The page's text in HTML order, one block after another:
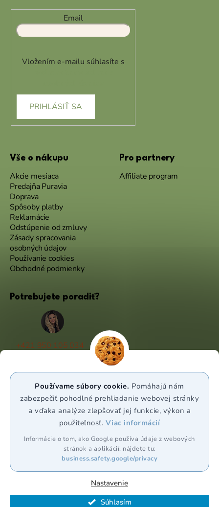
Používame súbory cookie. Pomáhajú nám
zabezpečiť pohodlné prehliadanie webovej stránky
a vďaka analýze zlepšovať jej funkcie, výkon a
použiteľnosť. Viac informácií
Informácie o tom, ako Google používa údaje z webových
stránok a aplikácií, nájdete tu:
business.safety.google/privacy
Nastavenie
Súhlasím
Email
Vložením e-mailu súhlasíte s
PRIHLÁSIŤ SA
Vše o nákupu
Akcie mesiaca
Predajňa Puravia
Doprava
Spôsoby platby
Reklamácie
Odstúpenie od zmluvy
Zásady spracovania
osobných údajov
Používanie cookies
Obchodné podmienky
Pro partnery
Affiliate program
Potrebujete poradiť?
+421 950 105 034
WhatsApp
Sledujte nás
Vytvoril Shoptet Premium